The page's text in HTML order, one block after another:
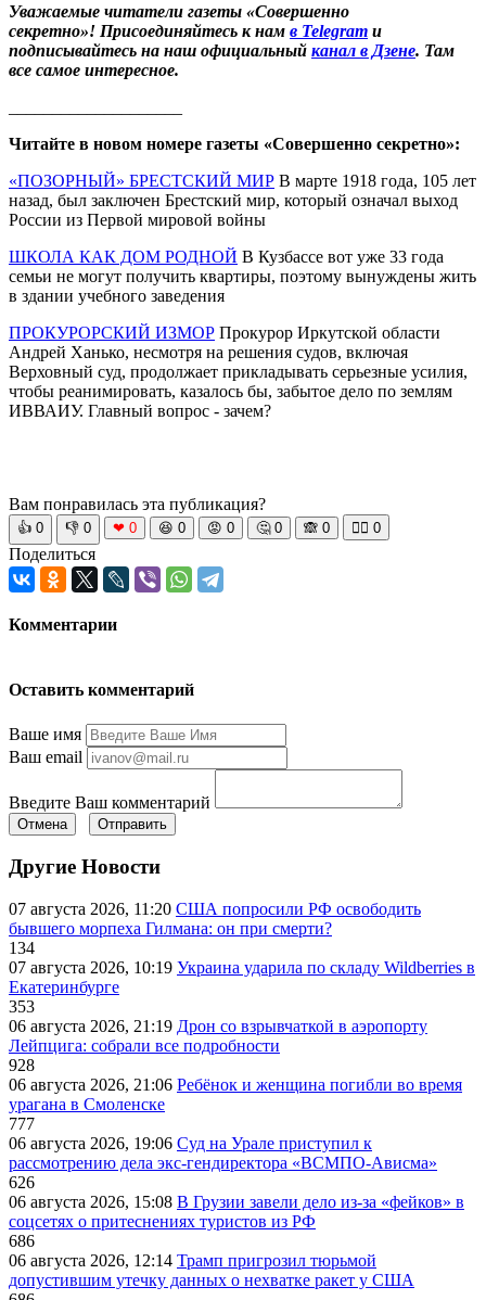
Уважаемые читатели газеты «Совершенно
секретно»! Присоединяйтесь к нам в Telegram и
подписывайтесь на наш официальный канал в Дзене. Там
все самое интересное.
Читайте в новом номере газеты «Совершенно секретно»:
«ПОЗОРНЫЙ» БРЕСТСКИЙ МИР В марте 1918 года, 105 лет
назад, был заключен Брестский мир, который означал выход
России из Первой мировой войны
ШКОЛА КАК ДОМ РОДНОЙ В Кузбассе вот уже 33 года
семьи не могут получить квартиры, поэтому вынуждены жить
в здании учебного заведения
ПРОКУРОРСКИЙ ИЗМОР Прокурор Иркутской области
Андрей Ханько, несмотря на решения судов, включая
Верховный суд, продолжает прикладывать серьезные усилия,
чтобы реанимировать, казалось бы, забытое дело по землям
ИВВАИУ. Главный вопрос - зачем?
Вам понравилась эта публикация?
👍 0 👎 0 ❤ 0 😆 0 😡 0 🤔 0 🙈 0 🧘‍♀️ 0
Поделиться
Комментарии
Оставить комментарий
Ваше имя
Ваш email
Введите Ваш комментарий
Отмена Отправить
Другие Новости
07 августа 2026, 11:20 США попросили РФ освободить
бывшего морпеха Гилмана: он при смерти?
134
07 августа 2026, 10:19 Украина ударила по складу Wildberries в
Екатеринбурге
353
06 августа 2026, 21:19 Дрон со взрывчаткой в аэропорту
Лейпцига: собрали все подробности
928
06 августа 2026, 21:06 Ребёнок и женщина погибли во время
урагана в Смоленске
777
06 августа 2026, 19:06 Суд на Урале приступил к
рассмотрению дела экс-гендиректора «ВСМПО-Ависма»
626
06 августа 2026, 15:08 В Грузии завели дело из-за «фейков» в
соцсетях о притеснениях туристов из РФ
686
06 августа 2026, 12:14 Трамп пригрозил тюрьмой
допустившим утечку данных о нехватке ракет у США